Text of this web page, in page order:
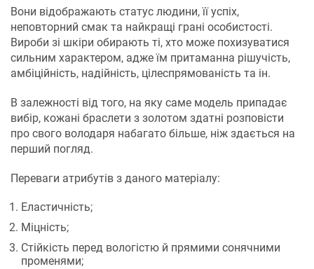
Вони відображають статус людини, її успіх,
неповторний смак та найкращі грані особистості.
Вироби зі шкіри обирають ті, хто може похизуватися
сильним характером, адже їм притаманна рішучість,
амбіційність, надійність, цілеспрямованість та ін.
В залежності від того, на яку саме модель припадає
вибір, кожані браслети з золотом здатні розповісти
про свого володаря набагато більше, ніж здається на
перший погляд.
Переваги атрибутів з даного матеріалу:
Еластичність;
Міцність;
Стійкість перед вологістю й прямими сонячними
променями;